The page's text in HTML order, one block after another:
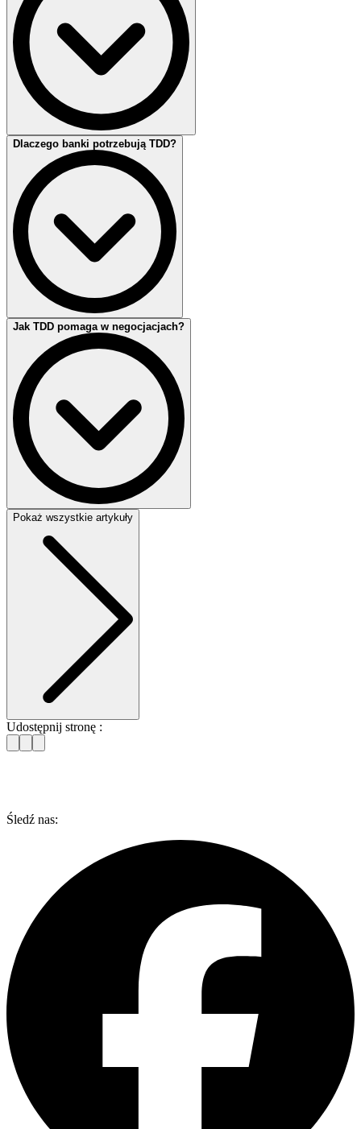
Czy TDD jest tylko dla inwestorów?
Nie. Z TDD (oraz EDD) korzystają nie tylko inwestorzy,
deweloperzy, właściciele nieruchomości i najemcy, ale coraz
częściej także kancelarie prawne, instytucje finansowe i biura
podatkowe.
Dlaczego banki potrzebują TDD?
Dlaczego banki potrzebują TDD?
Aby otrzymać niezależną i wiarygodną ocenę stanu technicznego
budynku — co wzmacnia pewność decyzji kredytowych i ogranicza
ryzyko finansowe.
Jak TDD pomaga w negocjacjach?
Jak TDD pomaga w negocjacjach?
Daje rzetelne dane techniczne, które pomagają przygotować się do
rozmów i ocenić ryzyka jeszcze przed podpisaniem umowy.
Pokaż wszystkie artykuły
Udostępnij stronę :
Śledź nas: